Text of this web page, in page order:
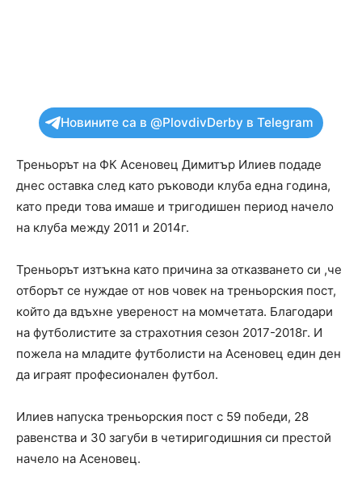
Новините са в @PlovdivDerby в Telegram
Треньорът на ФК Асеновец Димитър Илиев подаде
днес оставка след като ръководи клуба една година,
като преди това имаше и тригодишен период начело
на клуба между 2011 и 2014г.
Треньорът изтъкна като причина за отказването си ,че
отборът се нуждае от нов човек на треньорския пост,
който да вдъхне увереност на момчетата. Благодари
на футболистите за страхотния сезон 2017-2018г. И
пожела на младите футболисти на Асеновец един ден
да играят професионален футбол.
Илиев напуска треньорския пост с 59 победи, 28
равенства и 30 загуби в четиригодишния си престой
начело на Асеновец.